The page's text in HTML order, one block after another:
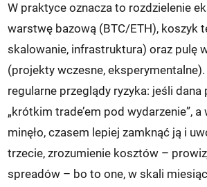
W praktyce oznacza to rozdzielenie
warstwę bazową (BTC/ETH), koszyk
skalowanie, infrastruktura) oraz pulę
(projekty wczesne,
regularne przeglądy ryzyka: jeśli dana
„krótkim trade’em pod wydarzenie”, a
minęło, czasem lepiej zamknąć ją i
trzecie, zrozumienie kosztów –
spreadów – bo to one, w skali